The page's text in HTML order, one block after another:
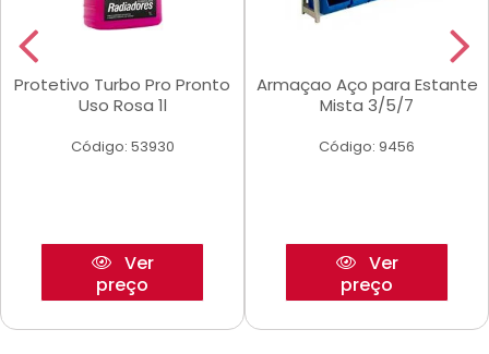
Protetivo Turbo Pro Pronto
Uso Rosa 1l
Código: 53930
Ver
preço
Armaçao Aço para Estante
Mista 3/5/7
Código: 9456
Ver
preço